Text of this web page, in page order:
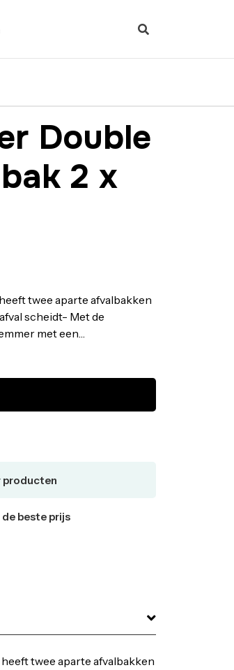
Double
2 x
twee aparte afvalbakken
scheidt- Met de
met een
sluit de deksel
producten
beste prijs
twee aparte afvalbakken